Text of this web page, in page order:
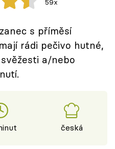
59x
s příměsí
rádi pečivo hutné,
a/nebo
česká